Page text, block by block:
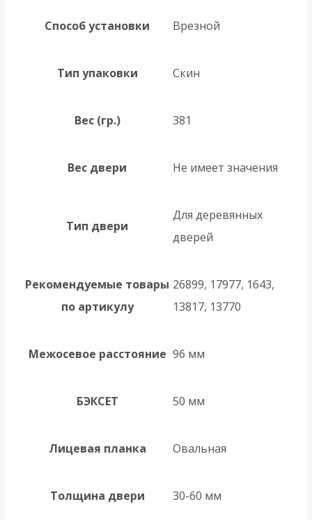
Способ установки Врезной
Тип упаковки Скин
Вес (гр.) 381
Вес двери Не имеет значения
Тип двери
Для деревянных
дверей
Рекомендуемые товары
по артикулу
26899, 17977, 1643,
13817, 13770
Межосевое расстояние 96 мм
БЭКСЕТ 50 мм
Лицевая планка Овальная
Толщина двери 30-60 мм